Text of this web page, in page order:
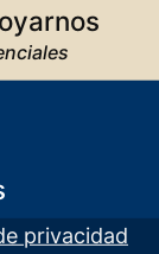
privacidad